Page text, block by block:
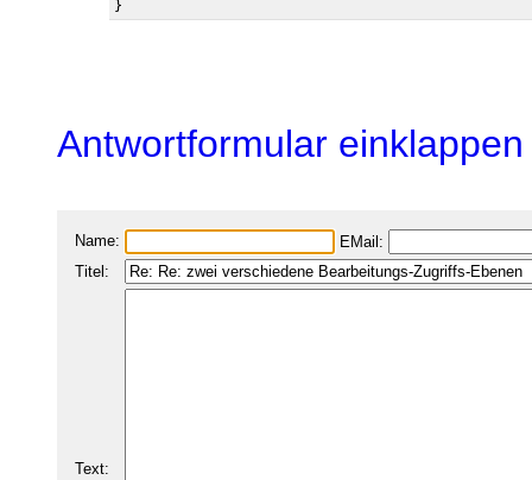
Antwortformular einklappen
Name:
EMail:
Titel:
Text: